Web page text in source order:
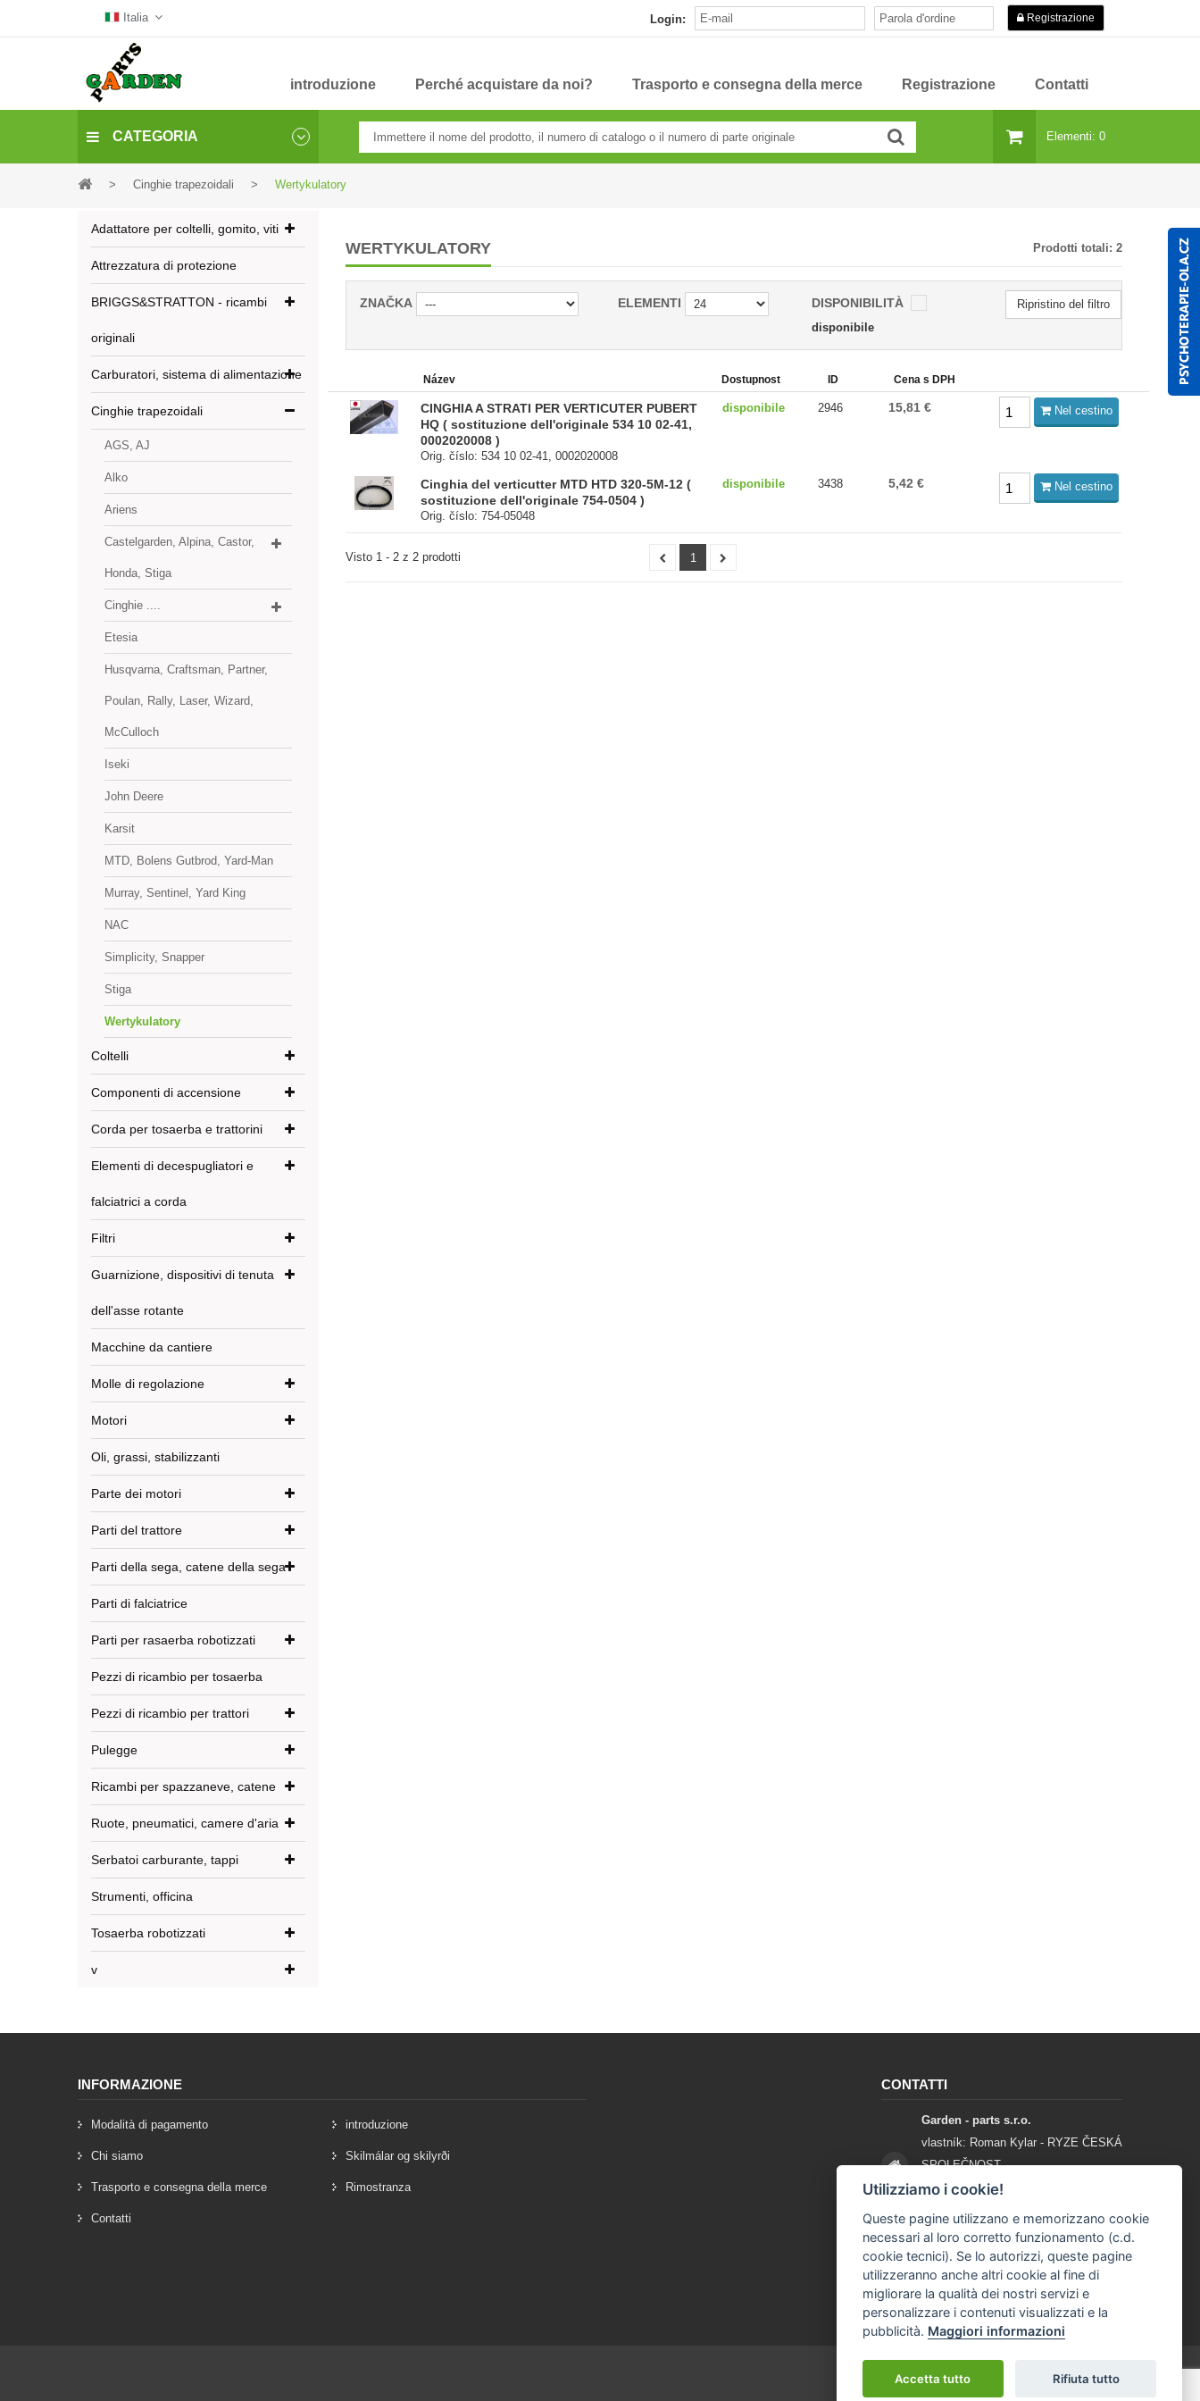
Italia Login: Registrazione
introduzione Perché acquistare da noi? Trasporto e consegna della merce Registrazione Contatti
CATEGORIA Elementi: 0
> Cinghie trapezoidali > Wertykulatory
Adattatore per coltelli, gomito, viti
Attrezzatura di protezione
BRIGGS&STRATTON - ricambi
originali
Carburatori, sistema di alimentazione
Cinghie trapezoidali
AGS, AJ
Alko
Ariens
Castelgarden, Alpina, Castor,
Honda, Stiga
Cinghie ....
Etesia
Husqvarna, Craftsman, Partner,
Poulan, Rally, Laser, Wizard,
McCulloch
Iseki
John Deere
Karsit
MTD, Bolens Gutbrod, Yard-Man
Murray, Sentinel, Yard King
NAC
Simplicity, Snapper
Stiga
Wertykulatory
Coltelli
Componenti di accensione
Corda per tosaerba e trattorini
Elementi di decespugliatori e
falciatrici a corda
Filtri
Guarnizione, dispositivi di tenuta
dell'asse rotante
Macchine da cantiere
Molle di regolazione
Motori
Oli, grassi, stabilizzanti
Parte dei motori
Parti del trattore
Parti della sega, catene della sega
Parti di falciatrice
Parti per rasaerba robotizzati
Pezzi di ricambio per tosaerba
Pezzi di ricambio per trattori
Pulegge
Ricambi per spazzaneve, catene
Ruote, pneumatici, camere d'aria
Serbatoi carburante, tappi
Strumenti, officina
Tosaerba robotizzati
v
WERTYKULATORY Prodotti totali: 2
ZNAČKA ELEMENTI DISPONIBILITÀ
disponibile
Ripristino del filtro
Název Dostupnost ID Cena s DPH
CINGHIA A STRATI PER VERTICUTER PUBERT
HQ ( sostituzione dell'originale 534 10 02-41,
0002020008 )
Orig. číslo: 534 10 02-41, 0002020008
disponibile 2946 15,81 € Nel cestino
Cinghia del verticutter MTD HTD 320-5M-12 (
sostituzione dell'originale 754-0504 )
Orig. číslo: 754-05048
disponibile 3438 5,42 € Nel cestino
1
Visto 1 - 2 z 2 prodotti
INFORMAZIONE
Modalità di pagamento introduzione
Chi siamo Skilmálar og skilyrði
Trasporto e consegna della merce Rimostranza
Contatti
CONTATTI
Garden - parts s.r.o.
vlastník: Roman Kylar - RYZE ČESKÁ
SPOLEČNOST
Mladějov na Moravě 153
+420 777 96 96 03
info@garden-parts.cz
Utilizziamo i cookie!
Queste pagine utilizzano e memorizzano cookie
necessari al loro corretto funzionamento (c.d.
cookie tecnici). Se lo autorizzi, queste pagine
utilizzeranno anche altri cookie al fine di
migliorare la qualità dei nostri servizi e
personalizzare i contenuti visualizzati e la
pubblicità. Maggiori informazioni
Accetta tutto Rifiuta tutto